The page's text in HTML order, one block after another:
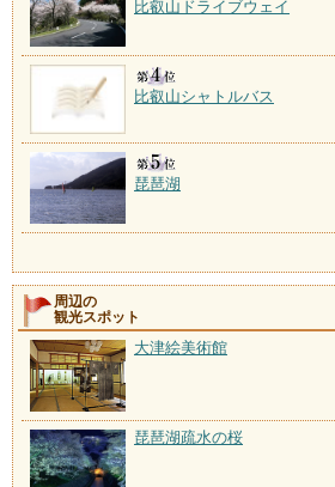
比叡山ドライブウェイ
比叡山シャトルバス
琵琶湖
周辺の
観光スポット
大津絵美術館
琵琶湖疏水の桜